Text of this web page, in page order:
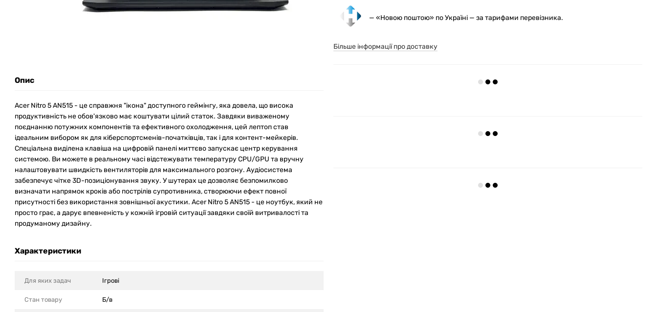
Опис
Acer Nitro 5 AN515 - це справжня "ікона" доступного геймінгу, яка довела, що висока
продуктивність не обов'язково має коштувати цілий статок. Завдяки виваженому
поєднанню потужних компонентів та ефективного охолодження, цей лептоп став
ідеальним вибором як для кіберспортсменів-початківців, так і для контент-мейкерів.
Спеціальна виділена клавіша на цифровій панелі миттєво запускає центр керування
системою. Ви можете в реальному часі відстежувати температуру CPU/GPU та вручну
налаштовувати швидкість вентиляторів для максимального розгону. Аудіосистема
забезпечує чітке 3D-позиціонування звуку. У шутерах це дозволяє безпомилково
визначати напрямок кроків або пострілів супротивника, створюючи ефект повної
присутності без використання зовнішньої акустики. Acer Nitro 5 AN515 - це ноутбук, який не
просто грає, а дарує впевненість у кожній ігровій ситуації завдяки своїй витривалості та
продуманому дизайну.
Характеристики
Для яких задач Ігрові
Стан товару Б/в
— «Новою поштою» по Україні — за тарифами перевізника.
Більше інформації про доставку